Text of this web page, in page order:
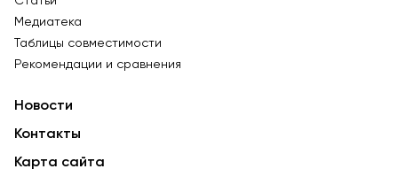
Медиатека
Таблицы совместимости
Рекомендации и сравнения
Новости
Контакты
Карта сайта